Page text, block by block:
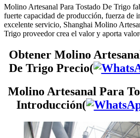
Molino Artesanal Para Tostado De Trigo
fuerte capacidad de producción, fuerza de
excelente servicio, Shanghai Molino
Trigo proveedor crea el valor y aporta
Obtener Molino
De Trigo Precio(
Molino Artesanal Para
Introducción(